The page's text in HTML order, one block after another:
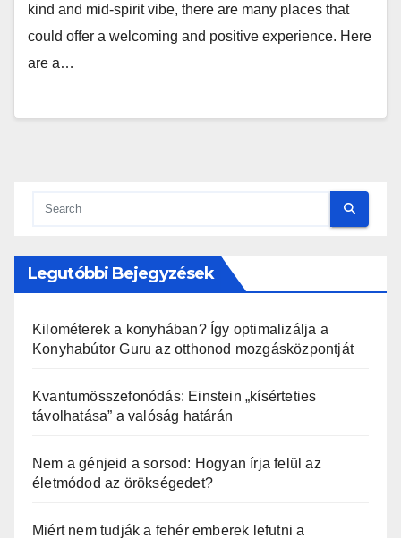
kind and mid-spirit vibe, there are many places that
could offer a welcoming and positive experience. Here
are a…
Legutóbbi Bejegyzések
Kilométerek a konyhában? Így optimalizálja a
Konyhabútor Guru az otthonod mozgásközpontját
Kvantumösszefonódás: Einstein „kísérteties
távolhatása” a valóság határán
Nem a génjeid a sorsod: Hogyan írja felül az
életmódod az örökségedet?
Miért nem tudják a fehér emberek lefutni a